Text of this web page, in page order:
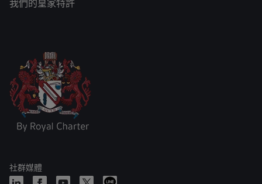
我們的皇家特許
社群媒體